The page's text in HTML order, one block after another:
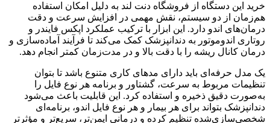
خرید این دستگاه از فروشگاه دنت لند به دلیل امکان استفاده
هم‌زمان از دو سیستم، نقش مهمی در افزایش سرعت و دقت
درمان‌های اندو دارد. این ابزار با ترکیب عملکرد اپکس فایندر و
روتاری اندوموتور به دندانپزشک کمک می‌کند تا فرآیند آماده‌سازی و
درمان کانال ریشه را با دقت بالا و در مدت‌زمان کمتر انجام دهد.
یک مدل حرفه‌ای باید دارای مدهای کاری متنوع باشد تا بتوان
تنظیمات مربوط به سرعت، گشتاور و برنامه هر نوع فایل را
به‌صورت دقیق ذخیره و استفاده کرد. این قابلیت باعث می‌شود
دندانپزشک بتواند برای هر بیمار و هر نوع فایل اندو، برنامه‌ای
شخصی‌سازی‌شده تنظیم کرده و درمانی ایمن‌تر، سریع‌تر و مؤثرتر